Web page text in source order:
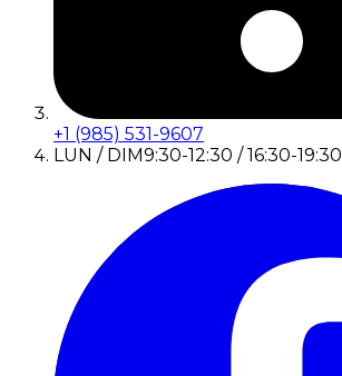
+1 (985) 531-9607
LUN / DIM9:30-12:30 / 16:30-19:30